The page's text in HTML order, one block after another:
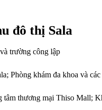
đô thị Sala
trường công lập
Phòng khám đa khoa và
tâm thương mại Thiso Mall;